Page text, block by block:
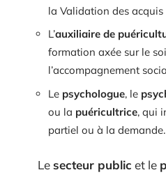
la Validation des acquis
L’auxiliaire de
formation axée sur le
l’accompagnement
Le psychologue, le
ou la puéricultrice, qui
partiel ou à la demande.
Lesecteur public et le